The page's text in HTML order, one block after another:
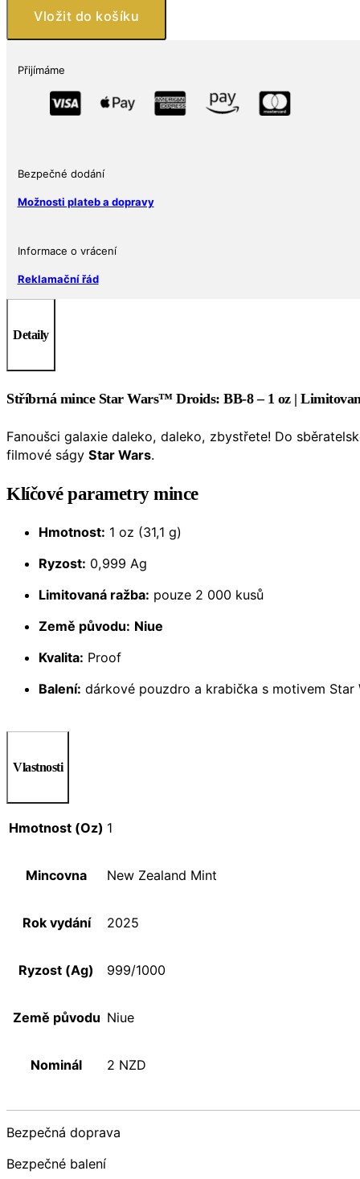
oz,
BB-
Vložit do košíku
Přijímáme
Bezpečné dodání
Možnosti plateb a dopravy
Informace o vrácení
Reklamační řád
Detaily
Stříbrná mince Star Wars™ Droids: BB-8 – 1 oz|
Fanoušci galaxie daleko, daleko, zbystřete! Do
filmové ságy Star Wars.
Klíčové parametry mince
Hmotnost: 1 oz (31,1 g)
Ryzost: 0,999 Ag
Limitovaná ražba: pouze 2 000 kusů
Země původu: Niue
Kvalita: Proof
Balení: dárkové pouzdro a krabička s motivem Star
Vlastnosti
Hmotnost (Oz) 1
Mincovna New Zealand Mint
Rok vydání 2025
Ryzost (Ag) 999/1000
Země původu Niue
Nominál 2 NZD
Bezpečná doprava
Bezpečné balení